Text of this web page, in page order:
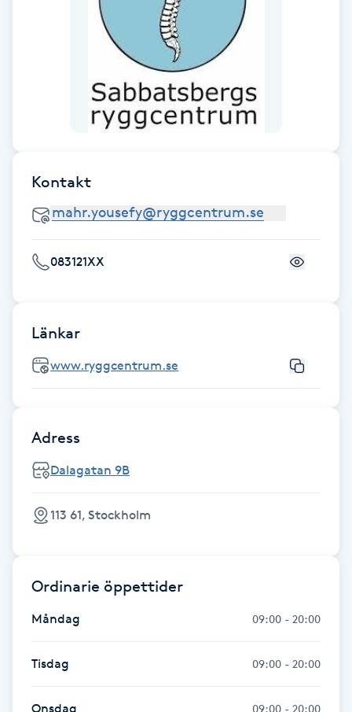
Gua Sha-massage
Headspa
Healing
Herrklippning
Hollywood Peel
Hot Stone Massage
Hot yoga
Hyaluronsyra
Kontakt
083121XX
Länkar
www.ryggcentrum.se
Adress
Dalagatan 9B
113 61, Stockholm
Ordinarie öppettider
Måndag 09:00 - 20:00
Tisdag 09:00 - 20:00
Onsdag 09:00 - 20:00